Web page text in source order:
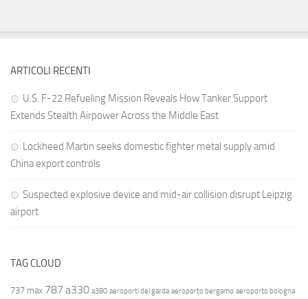
ARTICOLI RECENTI
U.S. F-22 Refueling Mission Reveals How Tanker Support
Extends Stealth Airpower Across the Middle East
Lockheed Martin seeks domestic fighter metal supply amid
China export controls
Suspected explosive device and mid-air collision disrupt Leipzig
airport
TAG CLOUD
737 max 787 a330 a380 aeroporti del garda aeroporto bergamo aeroporto bologna